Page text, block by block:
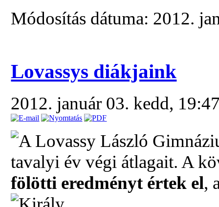
Módosítás dátuma: 2012.
Lovassys diákjaink
2012. január 03. kedd,
A Lovassy László
tavalyi év végi átlagait. A
fölötti eredményt értek el,